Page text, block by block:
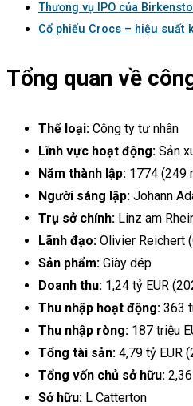
Thương vụ IPO của
Cổ phiếu Crocs – hiệu suất
Tổng quan về
Thể loại: Công ty tư nhân
Lĩnh vực hoạt động: Sản
Năm thành lập: 1774 (249
Người sáng lập: Johann
Trụ sở chính: Linz am
Lãnh đạo: Olivier Reichert
Sản phẩm: Giày dép
Doanh thu: 1,24 tỷ EUR
Thu nhập hoạt động: 363
Thu nhập ròng: 187 triệu
Tổng tài sản: 4,79 tỷ EUR
Tổng vốn chủ sở hữu:
Sở hữu: L Catterton